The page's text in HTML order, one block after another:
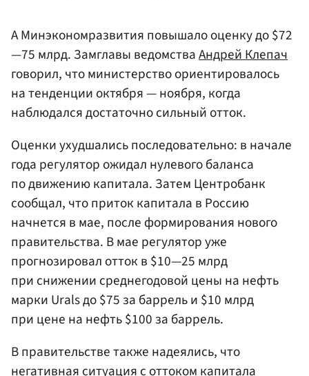
А Минэкономразвития повышало оценку до $72
—75 млрд. Замглавы ведомстваАндрей Клепач
говорил, что министерство ориентировалось
на тенденции октября — ноября, когда
наблюдался достаточно сильный отток.
Оценки ухудшались последовательно: в начале
года регулятор ожидал нулевого баланса
по движению капитала. Затем Центробанк
сообщал, что приток капитала в Россию
начнется в мае, после формирования нового
правительства. В мае регулятор уже
прогнозировал отток в $10—25 млрд
при снижении среднегодовой цены на нефть
марки Urals до $75 за баррель и $10 млрд
при цене на нефть $100 за баррель.
В правительстве также надеялись, что
негативная ситуация с оттоком капитала